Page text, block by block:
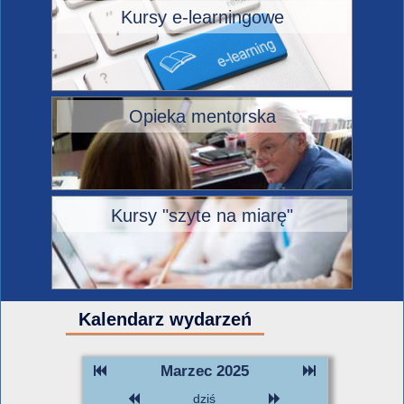
Kursy e-learningowe
Opieka mentorska
Kursy "szyte na miarę"
Kalendarz wydarzeń
Marzec 2025
dziś